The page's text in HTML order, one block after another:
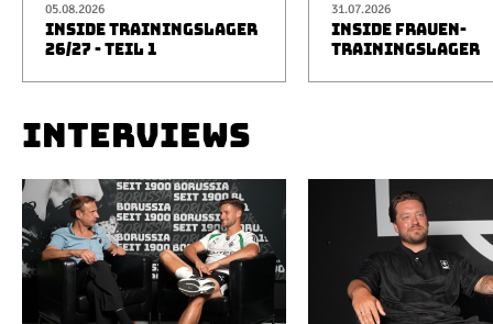
05.08.2026
INSIDE TRAININGSLAGER
26/27 - TEIL 1
31.07.2026
INSIDE FRAUEN-
TRAININGSLAGER
INTERVIEWS